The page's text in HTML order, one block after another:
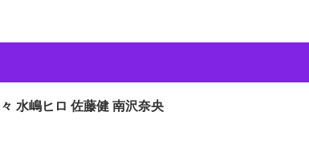
水嶋ヒロ 佐藤健 南沢奈央